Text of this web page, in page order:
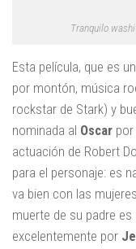
Tranquilo
Esta película, que es
por montón, música
rockstar de Stark) y
nominada al Oscar
actuación de Robert
para el personaje: es
va bien con las
muerte de su padre es
excelentemente por